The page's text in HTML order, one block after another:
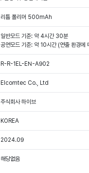
리튬 폴리머 500mAh
일반모드 기준: 약 4시간 30분
공연모드 기준: 약 10시간 (연출 환경에
R-R-1EL-EN-A902
Elcomtec Co., Ltd
주식회사 하이브
KOREA
2024.09
해당없음